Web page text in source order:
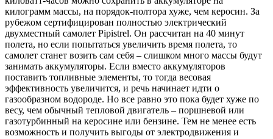
килограмм массы, на порядок-полтора хуже, чем керосин. За
рубежом сертифицирован полностью электрический
двухместный самолет Pipistrel. Он рассчитан на 40 минут
полета, но если попытаться увеличить время полета, то
самолет станет возить сам себя – слишком много массы будут
занимать аккумуляторы. Если вместо аккумуляторов
поставить топливные элементы, то тогда весовая
эффективность увеличится, и речь начинает идти о
газообразном водороде. Но все равно это пока будет хуже по
весу, чем обычный тепловой двигатель – поршневой или
газотурбинный на керосине или бензине. Тем не менее есть
возможность и получить выгоды от электродвижения и